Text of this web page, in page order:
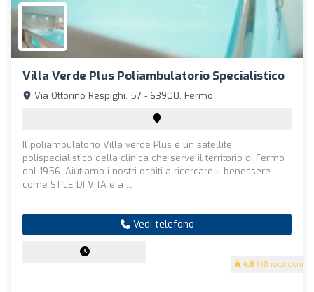
Villa Verde Plus Poliambulatorio Specialistico
4.6 (48 recensioni)
Via Ottorino Respighi, 57 - 63900, Fermo
Il poliambulatorio Villa verde Plus è un satellite
polispecialistico della clinica che serve il territorio di Fermo
dal 1956. Aiutiamo i nostri ospiti a ricercare il benessere
come STILE DI VITA e a ...
Vedi telefono